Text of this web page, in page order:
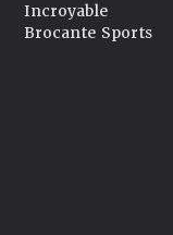
Incroyable
Brocante Sports